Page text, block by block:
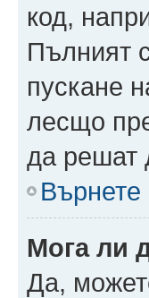
код,
Пълният
пускане
лесщо
да решат
Върнете
Мога ли
Да,